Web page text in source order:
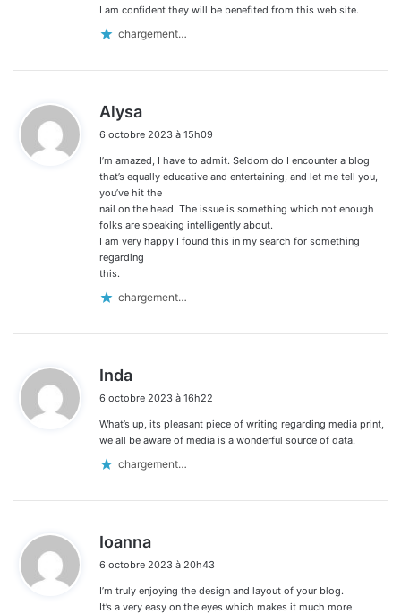
I am confident they will be benefited from this web site.
chargement…
Alysa
t
:
6 octobre 2023 à 15h09
I’m amazed, I have to admit. Seldom do I encounter a blog
that’s equally educative and entertaining, and let me tell you,
you’ve hit the
nail on the head. The issue is something which not enough
folks are speaking intelligently about.
I am very happy I found this in my search for something
regarding
this.
chargement…
Inda
t
:
6 octobre 2023 à 16h22
What’s up, its pleasant piece of writing regarding media print,
we all be aware of media is a wonderful source of data.
chargement…
Ioanna
t
:
6 octobre 2023 à 20h43
I’m truly enjoying the design and layout of your blog.
It’s a very easy on the eyes which makes it much more